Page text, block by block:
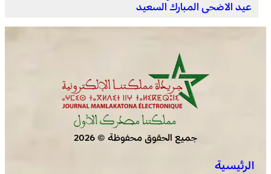
عيد الاضحى المبارك السعيد
جميع الحقوق محفوظة © 2026
الرئيسية